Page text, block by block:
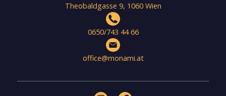
Theobaldgasse 9, 1060 Wien
0650/743 44 66
office@monami.at